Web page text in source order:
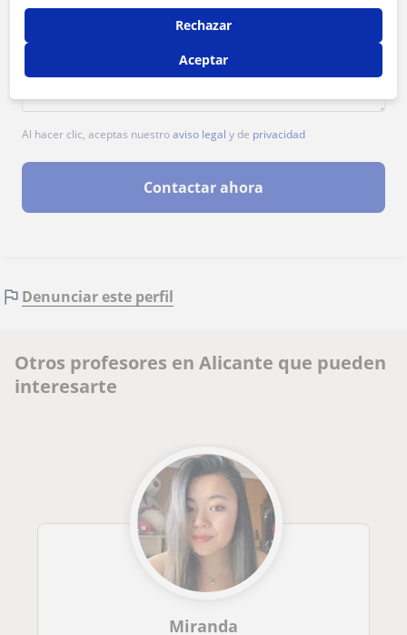
Al hacer clic, aceptas nuestroaviso legal y de privacidad
Contactar ahora
Denunciar este perfil
Otros profesores en Alicante que pueden
interesarte
Miranda
Rechazar
Aceptar